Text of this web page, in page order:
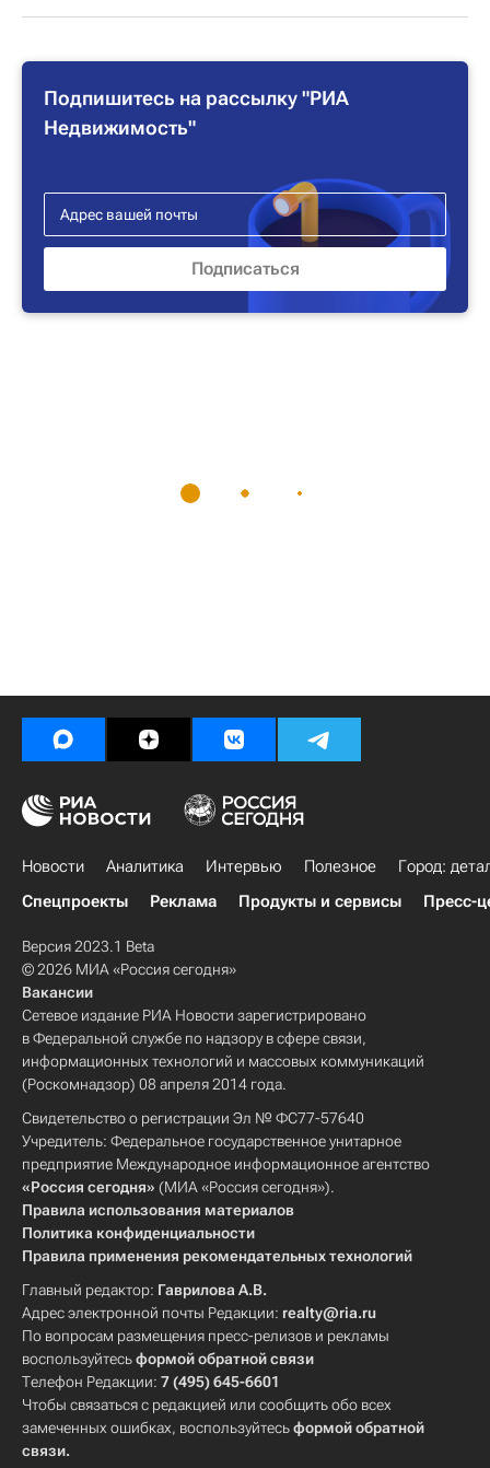
Подпишитесь на рассылку "РИА
Недвижимость"
Новости Аналитика Интервью Полезное
Город:
Спецпроекты
Реклама Продукты и сервисы Пресс-
Версия 2023.1 Beta
© 2026 МИА «Россия сегодня»
Вакансии
Сетевое издание РИА Новости зарегистрировано
в Федеральной службе по надзору в сфере связи,
информационных технологий и массовых коммуникаций
(Роскомнадзор) 08 апреля 2014 года.
Свидетельство о регистрации Эл № ФС77-57640
Учредитель: Федеральное государственное унитарное
предприятие Международное информационное агентство
«Россия сегодня» (МИА «Россия сегодня»).
Правила использования материалов
Политика конфиденциальности
Правила применения рекомендательных технологий
Главный редактор: Гаврилова А.В.
Адрес электронной почты Редакции: realty@ria.ru
По вопросам размещения пресс-релизов и рекламы
воспользуйтесьформой обратной связи
Телефон Редакции: 7 (495) 645-6601
Чтобы связаться с редакцией или сообщить обо всех
замеченных ошибках, воспользуйтесьформой обратной
связи.